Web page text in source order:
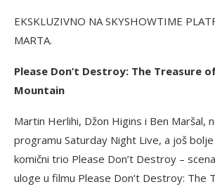
EKSKLUZIVNO NA SKYSHOWTIME
MARTA.
Please Don’t Destroy: The Treasure
Mountain
Martin Herlihi, Džon Higins i Ben Maršal,
programu Saturday Night Live, a još
komični trio Please Don’t Destroy –
uloge u filmu Please Don’t Destroy: The